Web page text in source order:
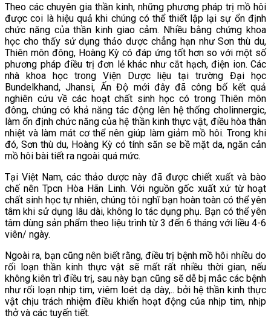
Theo các chuyên gia thần kinh, những phương pháp trị mồ hôi
được coi là hiệu quả khi chúng có thể thiết lập lại sự ổn định
chức năng của thần kinh giao cảm. Nhiều bằng chứng khoa
học cho thấy sử dụng thảo dược chẳng hạn như Sơn thù du,
Thiên môn đông, Hoàng Kỳ có đáp ứng tốt hơn so với một số
phương pháp điều trị đơn lẻ khác như cắt hạch, điện ion. Các
nhà khoa học trong Viện Dược liệu tại trường Đại học
Bundelkhand, Jhansi, Ấn Độ mới đây đã công bố kết quả
nghiên cứu về các hoạt chất sinh học có trong Thiên môn
đông, chúng có khả năng tác động lên hệ thống cholinnergic,
làm ổn định chức năng của hệ thần kinh thực vật, điều hòa thân
nhiệt và làm mát cơ thể nên giúp làm giảm mồ hôi. Trong khi
đó, Sơn thù du, Hoàng Kỳ có tính săn se bề mặt da, ngăn cản
mồ hôi bài tiết ra ngoài quá mức.
Tại Việt Nam, các thảo dược này đã được chiết xuất và bào
chế nên Tpcn Hòa Hãn Linh. Với nguồn gốc xuất xứ từ hoạt
chất sinh học tự nhiên, chúng tôi nghĩ bạn hoàn toàn có thể yên
tâm khi sử dụng lâu dài, không lo tác dụng phụ. Bạn có thể yên
tâm dùng sản phẩm theo liệu trình từ 3 đến 6 tháng với liều 4-6
viên/ ngày.
Ngoài ra, bạn cũng nên biết rằng, điều trị bệnh mồ hôi nhiều do
rối loạn thần kinh thực vật sẽ mất rất nhiều thời gian, nếu
không kiên trì điều trị, sau này bạn cũng sẽ dễ bị mắc các bệnh
như rối loạn nhịp tim, viêm loét dạ dày,.. bởi hệ thần kinh thực
vật chịu trách nhiệm điều khiển hoạt động của nhịp tim, nhịp
thở và các tuyến tiết.